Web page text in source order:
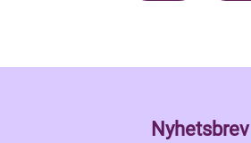
Nyhetsbrev